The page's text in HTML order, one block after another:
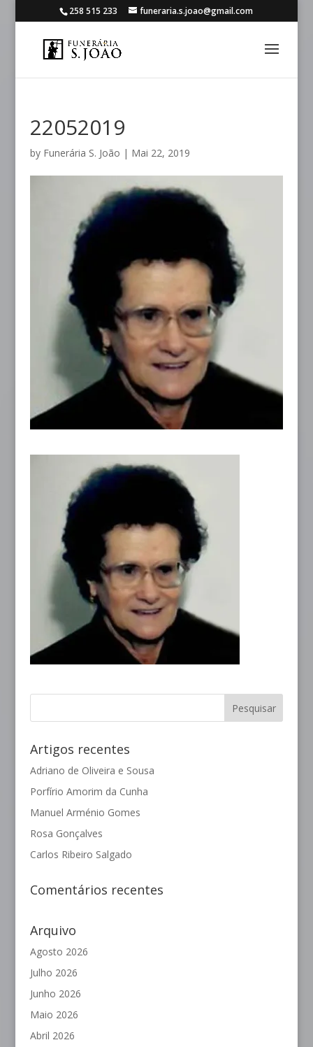
258 515 233 funeraria.s.joao@gmail.com
22052019
by Funerária S. João | Mai 22, 2019
Artigos recentes
Adriano de Oliveira e Sousa
Porfírio Amorim da Cunha
Manuel Arménio Gomes
Rosa Gonçalves
Carlos Ribeiro Salgado
Comentários recentes
Arquivo
Agosto 2026
Julho 2026
Junho 2026
Maio 2026
Abril 2026